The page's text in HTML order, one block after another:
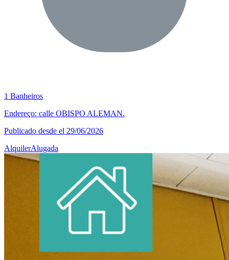
1 Banheiros
Endereço: calle OBISPO ALEMAN.
Publicado desde el 29/06/2026
AlquilerAlugada